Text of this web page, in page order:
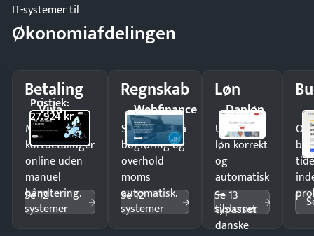
IT-systemer til
Økonomiafdelingen
Betaling
Viva
Pristjek:
27.924 kr
Modtag
kortbetalinger
online uden
manuel
håndtering.
Se 12
systemer
Regnskab
Webfinance
Spar timer på
bogføring og
overhold
moms
automatisk.
Se 12
systemer
Løn
Danløn
Udbetal
løn korrekt
og
automatisk
—
tilpasset
danske
Se 13
systemer